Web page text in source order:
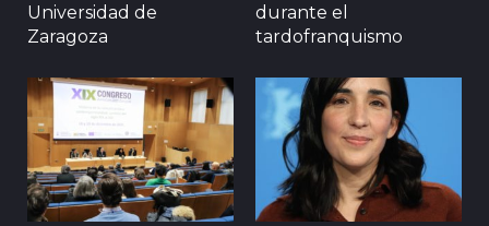
Universidad de
Zaragoza
durante el
tardofranquismo